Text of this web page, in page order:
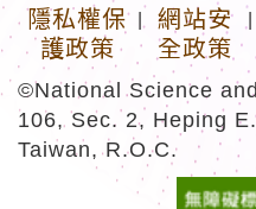
隱私權保
護政策
網站安
全政策
©National Science
106, Sec. 2, Heping
Taiwan, R.O.C.